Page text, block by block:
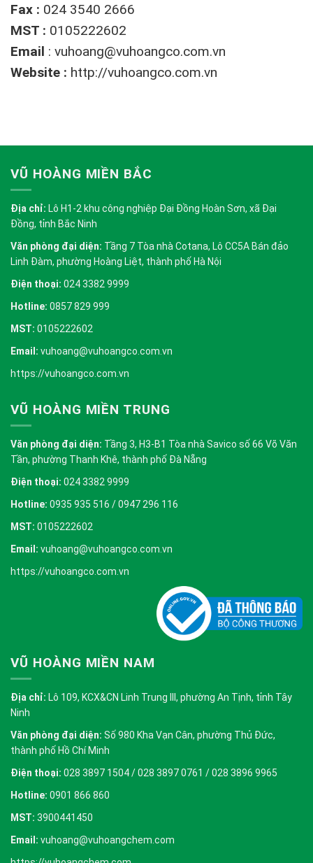
Fax : 024 3540 2666
MST : 0105222602
Email : vuhoang@vuhoangco.com.vn
Website : http://vuhoangco.com.vn
VŨ HOÀNG MIỀN BẮC
Địa chỉ: Lô H1-2 khu công nghiệp Đại Đồng Hoàn Sơn, xã Đại
Đồng, tỉnh Bắc Ninh
Văn phòng đại diện: Tầng 7 Tòa nhà Cotana, Lô CC5A Bán đảo
Linh Đàm, phường Hoàng Liệt, thành phố Hà Nội
Điện thoại: 024 3382 9999
Hotline: 0857 829 999
MST: 0105222602
Email: vuhoang@vuhoangco.com.vn
https://vuhoangco.com.vn
VŨ HOÀNG MIỀN TRUNG
Văn phòng đại diện: Tầng 3, H3-B1 Tòa nhà Savico số 66 Võ Văn
Tần, phường Thanh Khê, thành phố Đà Nẵng
Điện thoại: 024 3382 9999
Hotline: 0935 935 516 / 0947 296 116
MST: 0105222602
Email: vuhoang@vuhoangco.com.vn
https://vuhoangco.com.vn
VŨ HOÀNG MIỀN NAM
Địa chỉ: Lô 109, KCX&CN Linh Trung III, phường An Tịnh, tỉnh Tây
Ninh
Văn phòng đại diện: Số 980 Kha Vạn Cân, phường Thủ Đức,
thành phố Hồ Chí Minh
Điện thoại: 028 3897 1504 / 028 3897 0761 / 028 3896 9965
Hotline: 0901 866 860
MST: 3900441450
Email: vuhoang@vuhoangchem.com